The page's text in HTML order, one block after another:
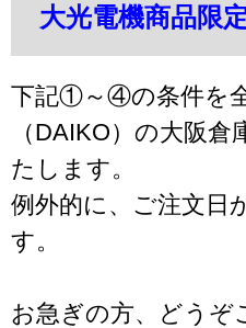
大光電機商品限
下記①～④の条件を
（DAIKO）の大阪
たします。
例外的に、ご注文日
す。
お急ぎの方、どうぞ